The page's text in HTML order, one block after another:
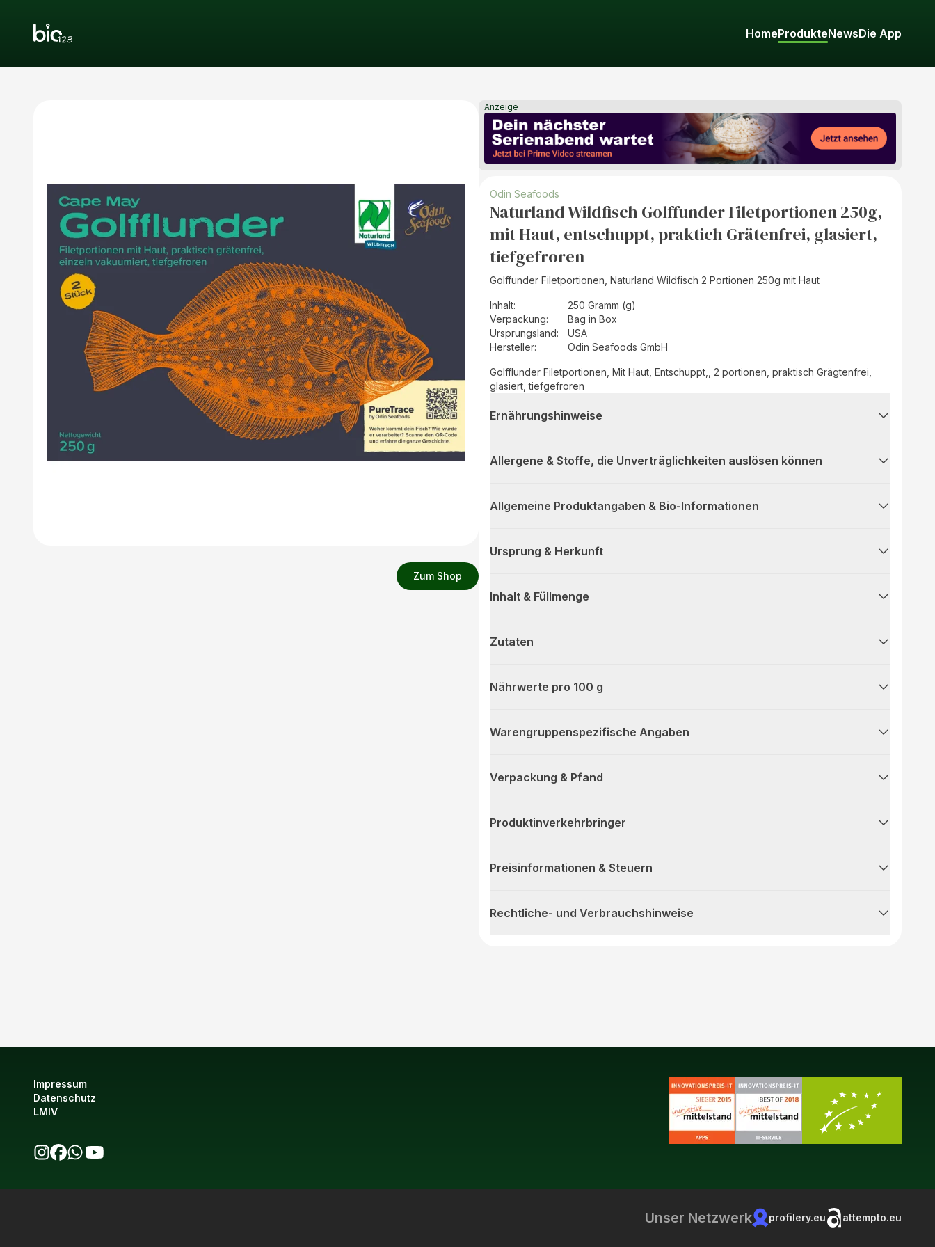
HomeProdukteNewsDie App
Zum Shop
Anzeige
Odin Seafoods
Naturland Wildfisch Golffunder Filetportionen 250g,
mit Haut, entschuppt, praktich Grätenfrei, glasiert,
tiefgefroren
Golffunder Filetportionen, Naturland Wildfisch 2 Portionen 250g mit Haut
Inhalt:
250 Gramm (g)
Verpackung:
Bag in Box
Ursprungsland:
USA
Hersteller: Odin Seafoods GmbH
Golfflunder Filetportionen, Mit Haut, Entschuppt,, 2 portionen, praktisch Grägtenfrei,
glasiert, tiefgefroren
Ernährungshinweise
Allergene & Stoffe, die Unverträglichkeiten auslösen können
Allgemeine Produktangaben & Bio-Informationen
Ursprung & Herkunft
Inhalt & Füllmenge
Zutaten
Nährwerte pro 100 g
Warengruppenspezifische Angaben
Verpackung & Pfand
Produktinverkehrbringer
Preisinformationen & Steuern
Rechtliche- und Verbrauchshinweise
Impressum
Datenschutz
LMIV
Unser Netzwerk profilery.eu attempto.eu